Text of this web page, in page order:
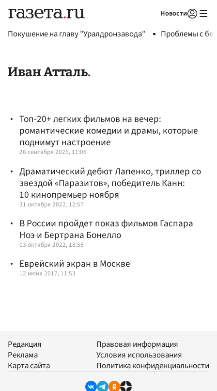
Новости
Покушение на главу "Уралдронзавода" Проблемы с
Иван Атталь
Топ-20+ легких фильмов на вечер:
романтические комедии и драмы, которые
поднимут настроение
26 сентября 2025, 11:06
Драматический дебют Лапенко, триллер со
звездой «Паразитов», победитель Канн:
10 кинопремьер ноября
31 октября 2022, 12:57
В России пройдет показ фильмов Гаспара
Ноэ и Бертрана Бонелло
03 октября 2022, 18:56
Еврейский экран в Москве
12 июня 2017, 11:53
Редакция
Реклама
Карта сайта
Правовая информация
Условия использования
Политика конфиденциальности